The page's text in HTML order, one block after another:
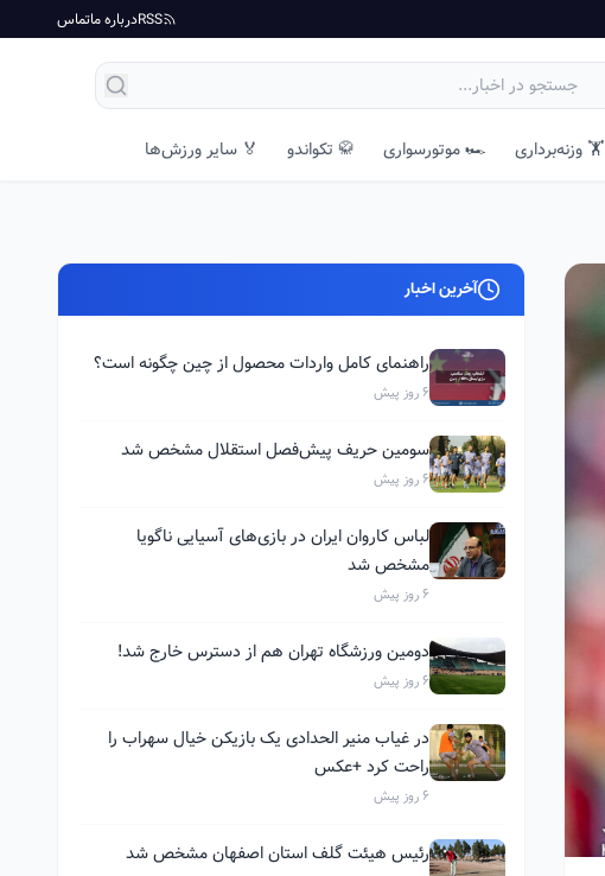
RSSدرباره ماتماس
🏋️ وزنه‌برداری 🏎️ موتورسواری 🥋 تکواندو 🏅 سایر ورزش‌ها
آخرین اخبار
راهنمای کامل واردات محصول از چین چگونه است؟
6 روز پیش
سومین حریف پیش‌فصل استقلال مشخص شد
6 روز پیش
لباس کاروان ایران در بازی‌های آسیایی ناگویا
مشخص شد
6 روز پیش
دومین ورزشگاه تهران هم از دسترس خارج شد!
6 روز پیش
در غیاب منیر الحدادی یک بازیکن خیال سهراب را
راحت کرد +عکس
6 روز پیش
رئیس هیئت گلف استان اصفهان مشخص شد